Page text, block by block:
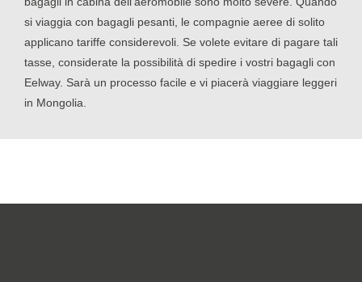
si viaggia con bagagli pesanti, le compagnie aeree di solito
applicano tariffe considerevoli. Se volete evitare di pagare tali
tasse, considerate la possibilità di spedire i vostri bagagli con
Eelway. Sarà un processo facile e vi piacerà viaggiare leggeri
in Mongolia.